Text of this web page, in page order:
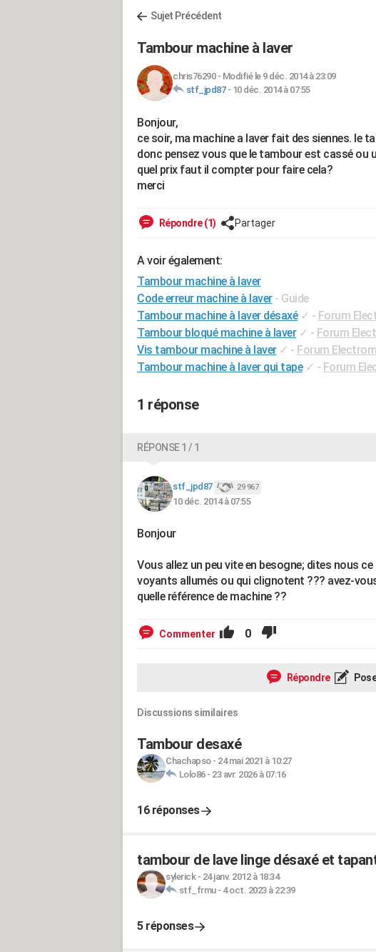
Sujet Précédent
Tambour machine à laver
chris76290- Modifié le 9 déc. 2014 à 23:09
stf_jpd87- 10 déc. 2014 à 07:55
Bonjour,
ce soir, ma machine a laver fait des siennes. le
donc pensez vous que le tambour est cassé ou
quel prix faut il compter pour faire cela?
merci
Répondre (1) Partager
A voir également:
Tambour machine à laver
Code erreur machine à laver - Guide
Tambour machine à laver désaxé ✓ - Forum
Tambour bloqué machine à laver ✓ - Forum
Vis tambour machine à laver ✓ - Forum
Tambour machine à laver qui tape ✓ - Forum
1 réponse
RÉPONSE 1 / 1
stf_jpd87 29 967
10 déc. 2014 à 07:55
Bonjour
Vous allez un peu vite en besogne; dites nous
voyants allumés ou qui clignotent ??? avez-
quelle référence de machine ??
Commenter 0
Répondre
Discussions similaires
Tambour desaxé
Chachapso- 24 mai 2021 à 10:27
Lolo86- 23 avr. 2026 à 07:16
16 réponses
tambour de lave linge désaxé et
sylerick- 24 janv. 2012 à 18:34
stf_frmu- 4 oct. 2023 à 22:39
5 réponses